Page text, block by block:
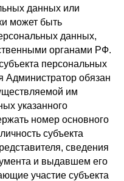
данных или
может быть
данных,
органами РФ.
персональных
Администратор обязан
им
указанного
номер основного
субъекта
сведения
и выдавшем его
участие субъекта